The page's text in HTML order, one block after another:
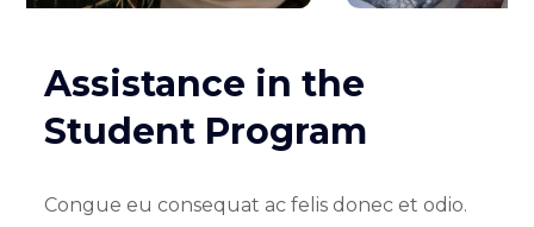
Assistance in the
Student Program
Congue eu consequat ac felis donec et odio.